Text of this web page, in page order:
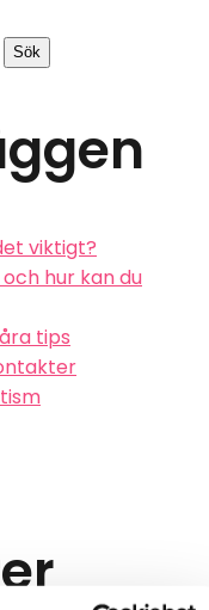
Sök
viktigt?
hur kan du
tips